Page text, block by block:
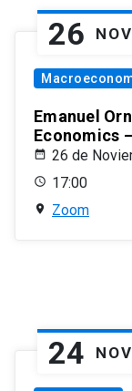
26 NOV
Emanuel
Economics
26 de
17:00
Zoom
24 NOV